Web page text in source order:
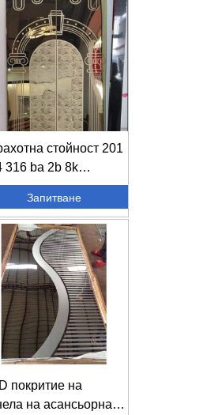
стойност 201
316 ba 2b 8k
гладка ...
Запитване
покритие на
на асансьорната